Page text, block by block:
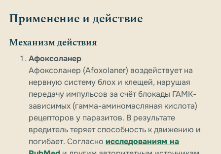
Применение и действие
Механизм действия
Афоксоланер
Афоксоланер (Afoxolaner) воздействует на
нервную систему блох и клещей, нарушая
передачу импульсов за счёт блокады ГАМК-
зависимых (гамма-аминомасляная кислота)
рецепторов у паразитов. В результате
вредитель теряет способность к движению и
погибает. Согласно исследованиям на